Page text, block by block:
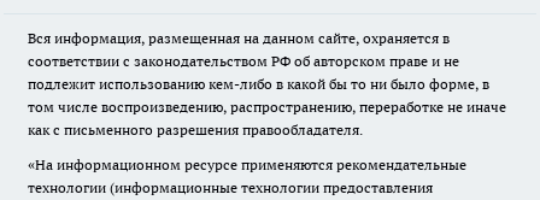
Вся информация, размещенная на данном сайте, охраняется в
соответствии с законодательством РФ об авторском праве и не
подлежит использованию кем-либо в какой бы то ни было форме, в
том числе воспроизведению, распространению, переработке не иначе
как с письменного разрешения правообладателя.
«На информационном ресурсе применяются рекомендательные
технологии (информационные технологии предоставления